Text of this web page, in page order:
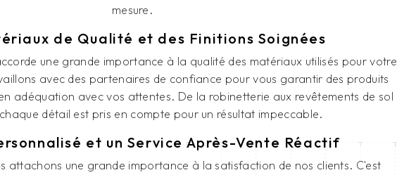
mesure.
de Qualité et des Finitions Soignées
une grande importance à la qualité des matériaux utilisés pour votre
avec des partenaires de confiance pour vous garantir des produits
adéquation avec vos attentes. De la robinetterie aux revêtements de sol
détail est pris en compte pour un résultat impeccable.
et un Service Après-Vente Réactif
attachons une grande importance à la satisfaction de nos clients. C'est